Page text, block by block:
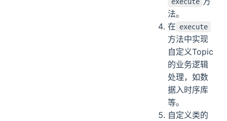
execute
法。
在 execute
方法中实现
自定义Topic
的业务逻辑
处理，如数
据入时序库
等。
自定义类的